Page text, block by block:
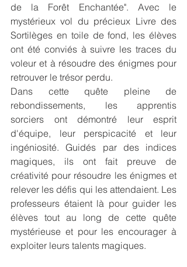
de la Forêt Enchantée". Avec le
mystérieux vol du précieux Livre des
Sortilèges en toile de fond, les élèves
ont été conviés à suivre les traces du
voleur et à résoudre des énigmes pour
retrouver le trésor perdu.
Dans cette quête pleine de
rebondissements, les apprentis
sorciers ont démontré leur esprit
d'équipe, leur perspicacité et leur
ingéniosité. Guidés par des indices
magiques, ils ont fait preuve de
créativité pour résoudre les énigmes et
relever les défis qui les attendaient. Les
professeurs étaient là pour guider les
élèves tout au long de cette quête
mystérieuse et pour les encourager à
exploiter leurs talents magiques.